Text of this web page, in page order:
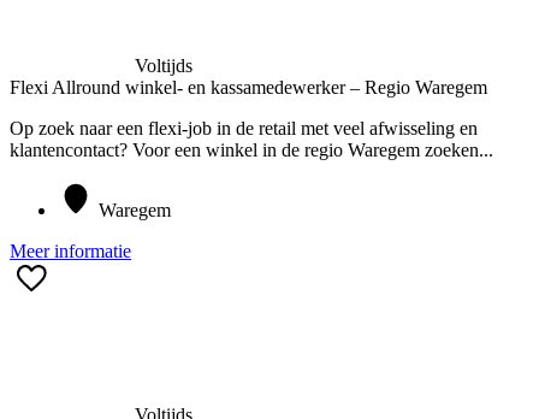
Voltijds
Flexi Allround winkel- en kassamedewerker – Regio Waregem
Op zoek naar een flexi-job in de retail met veel afwisseling en
klantencontact? Voor een winkel in de regio Waregem zoeken...
Waregem
Meer informatie
Voltijds